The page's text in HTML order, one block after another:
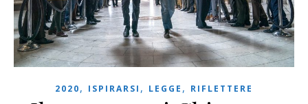
2020, ISPIRARSI , LEGGE , RIFLETTERE